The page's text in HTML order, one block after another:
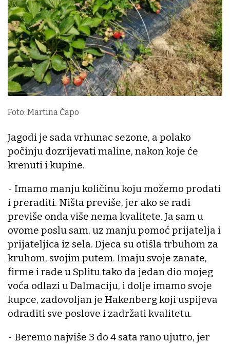
Foto: Martina Čapo
Jagodi je sada vrhunac sezone, a polako
počinju dozrijevati maline, nakon koje će
krenuti i kupine.
- Imamo manju količinu koju možemo prodati
i preraditi. Ništa previše, jer ako se radi
previše onda više nema kvalitete. Ja sam u
ovome poslu sam, uz manju pomoć prijatelja i
prijateljica iz sela. Djeca su otišla trbuhom za
kruhom, svojim putem. Imaju svoje zanate,
firme i rade u Splitu tako da jedan dio mojeg
voća odlazi u Dalmaciju, i dolje imamo svoje
kupce, zadovoljan je Hakenberg koji uspijeva
odraditi sve poslove i zadržati kvalitetu.
- Beremo najviše 3 do 4 sata rano ujutro, jer